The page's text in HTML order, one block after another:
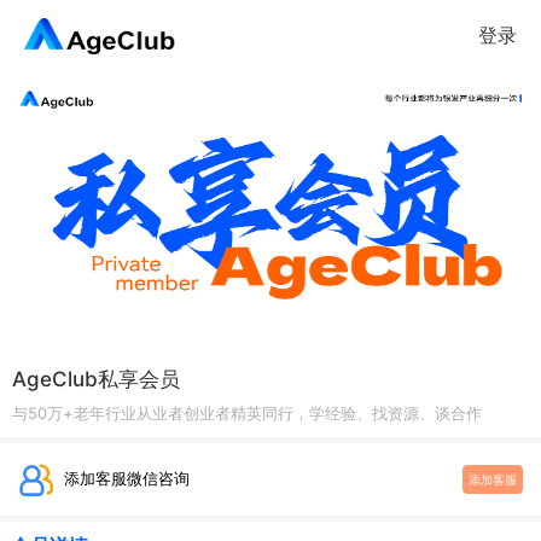
登录
AgeClub私享会员
与50万+老年行业从业者创业者精英同行，学经验、找资源、谈合作
添加客服微信咨询 添加客服